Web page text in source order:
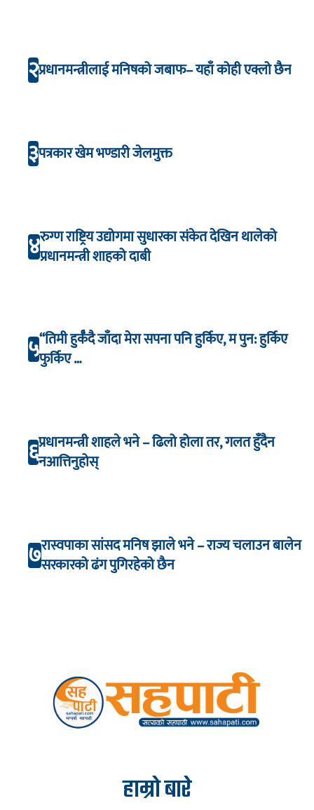
२प्रधानमन्त्रीलाई मनिषको जबाफ– यहाँ कोही एक्लो छैन
३पत्रकार खेम भण्डारी जेलमुक्त
४रुग्ण राष्ट्रिय उद्योगमा सुधारका संकेत देखिन थालेको
प्रधानमन्त्री शाहको दाबी
५“तिमी हुर्कँदै जाँदा मेरा सपना पनि हुर्किए, म पुन: हुर्किए
फुर्किए …
६प्रधानमन्त्री शाहले भने – ढिलो होला तर, गलत हुँदैन
नआत्तिनुहोस्
७रास्वपाका सांसद मनिष झाले भने – राज्य चलाउन बालेन
सरकारको ढंग पुगिरहेको छैन
हाम्रो बारे